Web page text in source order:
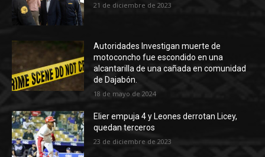
21 de diciembre de 2023
Autoridades Investigan muerte de
motoconcho fue escondido en una
alcantarilla de una cañada en comunidad
de Dajabón.
18 de mayo de 2024
Elier empuja 4 y Leones derrotan Licey,
quedan terceros
23 de diciembre de 2023